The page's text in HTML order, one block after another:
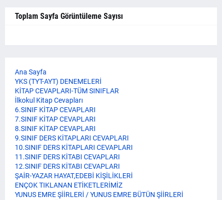
Toplam Sayfa Görüntüleme Sayısı
Ana Sayfa
YKS (TYT-AYT) DENEMELERİ
KİTAP CEVAPLARI-TÜM SINIFLAR
İlkokul Kitap Cevapları
6.SINIF KİTAP CEVAPLARI
7.SINIF KİTAP CEVAPLARI
8.SINIF KİTAP CEVAPLARI
9.SINIF DERS KİTAPLARI CEVAPLARI
10.SINIF DERS KİTAPLARI CEVAPLARI
11.SINIF DERS KİTABI CEVAPLARI
12.SINIF DERS KİTABI CEVAPLARI
ŞAİR-YAZAR HAYAT,EDEBİ KİŞİLİKLERİ
ENÇOK TIKLANAN ETİKETLERİMİZ
YUNUS EMRE ŞİİRLERİ / YUNUS EMRE BÜTÜN ŞİİRLERİ